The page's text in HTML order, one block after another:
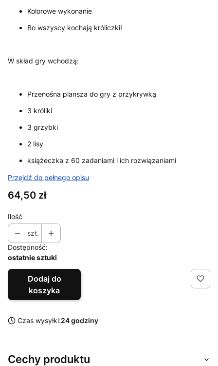
Kolorowe wykonanie
Bo wszyscy kochają króliczki!
W skład gry wchodzą:
Przenośna plansza do gry z przykrywką
3 króliki
3 grzybki
2 lisy
książeczka z 60 zadaniami i ich rozwiązaniami
Przejdź do pełnego opisu
Cena
64,50 zł
Ilość
szt.
Dostępność:
ostatnie sztuki
Dodaj do
koszyka
Czas wysyłki:24 godziny
Cechy produktu